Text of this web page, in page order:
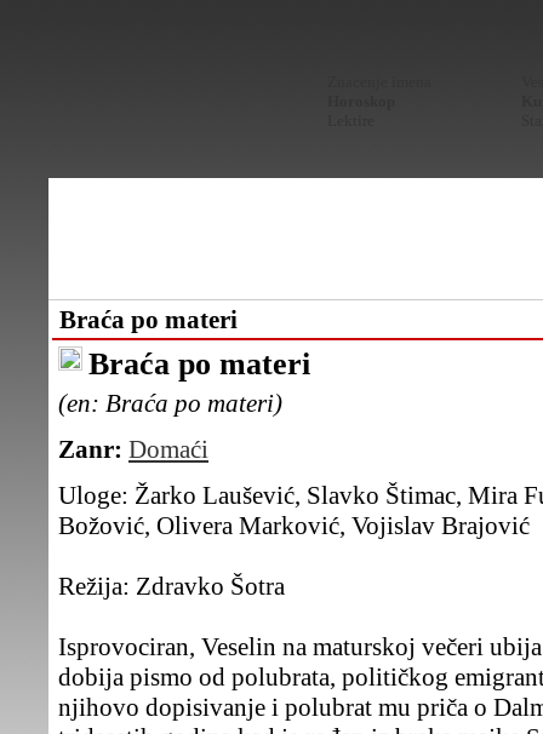
Braća po materi
Braća po materi
(en: Braća po materi)
Zanr: Domaći
Uloge: Žarko Laušević, Slavko Štimac, Mira
Božović, Olivera Marković, Vojislav Brajović
Režija: Zdravko Šotra
Isprovociran, Veselin na maturskoj večeri
dobija pismo od polubrata, političkog
njihovo dopisivanje i polubrat mu priča o